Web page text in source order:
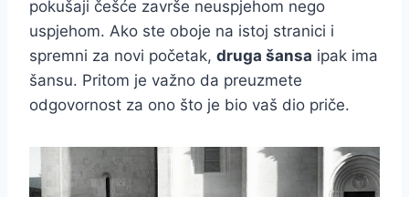
pokušaji češće završe neuspjehom nego
uspjehom. Ako ste oboje na istoj stranici i
spremni za novi početak, druga šansa ipak ima
šansu. Pritom je važno da preuzmete
odgovornost za ono što je bio vaš dio priče.